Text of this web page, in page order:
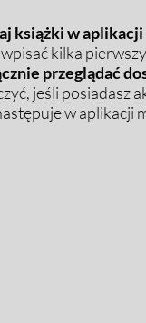
książki w
kilka
przeglądać
jeśli posiadasz
w aplikacji